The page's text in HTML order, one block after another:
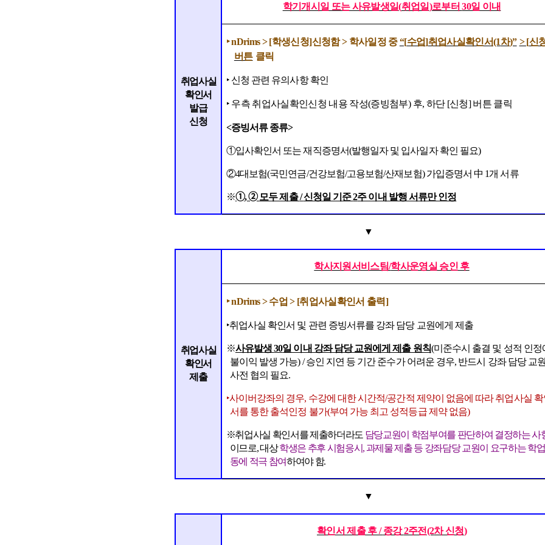
취업사실
확인서
발급
신청
학기개시일 또는 사유발생일(취업일)로부터30일 이내
‣nDrims > [학생신청]신청함> 학사일정 중“[수업]취업사실확인서(1차)” > [신
버튼 클릭
‣ 신청 관련 유의사항 확인
‣ 우측 취업사실확인신청 내용 작성(증빙첨부) 후, 하단 [신청]버튼 클릭
<증빙서류 종류>
①입사확인서 또는 재직증명서(발행일자 및 입사일자 확인 필요)
②4대보험(국민연금/건강보험/고용보험/산재보험)가입증명서中 1개 서류
※➀,➁모두 제출/신청일 기준2주 이내 발행 서류만 인정
▼
취업사실
확인서
제출
학사지원서비스팀/학사운영실 승인 후
‣nDrims >수업> [취업사실확인서 출력]
‣취업사실 확인서 및 관련 증빙서류를 강좌 담당 교원에게 제출
※사유발생30일 이내 강좌 담당 교원에게 제출 원칙(미준수시 출결 및 성적 인정
불이익 발생 가능) /승인 지연 등 기간 준수가 어려운 경우, 반드시 강좌 담당 교
사전 협의 필요.
‣사이버강좌의 경우, 수강에 대한 시간적/공간적 제약이 없음에 따라 취업사실 확
서를 통한 출석인정 불가(부여 가능 최고 성적등급 제약 없음)
※취업사실 확인서를 제출하더라도 담당교원이 학점부여를 판단하여 결정하는 사
이므로,대상학생은 추후 시험응시 ,과제물 제출 등 강좌담당 교원이 요구하는 학
동에 적극 참여하여야 함.
▼
확인서 제출 후/종강2주전(2차 신청)